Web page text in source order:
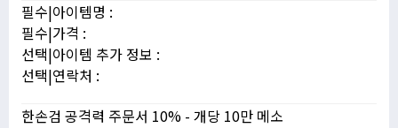
필수|아이템명 :
필수|가격 :
선택|아이템 추가 정보 :
선택|연락처 :
한손검 공격력 주문서 10% - 개당 10만 메소